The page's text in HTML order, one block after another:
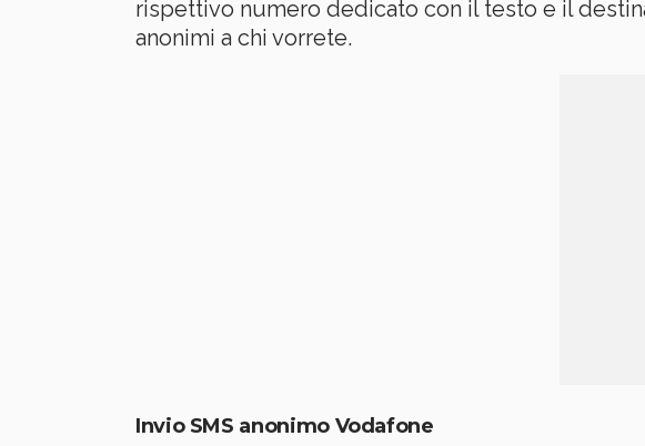
rispettivo numero dedicato con il testo e il
anonimi a chi vorrete.
Invio SMS anonimo Vodafone